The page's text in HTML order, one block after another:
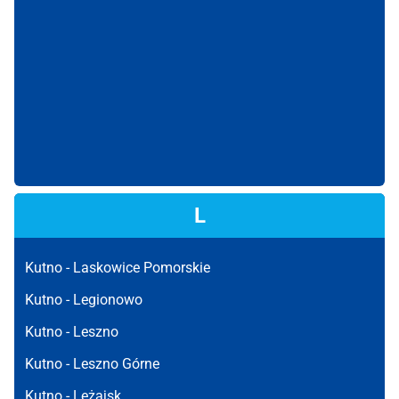
L
Kutno - Laskowice Pomorskie
Kutno - Legionowo
Kutno - Leszno
Kutno - Leszno Górne